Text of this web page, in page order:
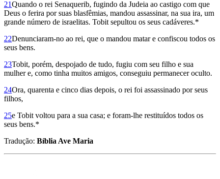
21Quando o rei Senaquerib, fugindo da Judeia ao castigo com que
Deus o ferira por suas blasfêmias, mandou assassinar, na sua ira, um
grande número de israelitas. Tobit sepultou os seus cadáveres.*
22Denunciaram-no ao rei, que o mandou matar e confiscou todos os
seus bens.
23Tobit, porém, despojado de tudo, fugiu com seu filho e sua
mulher e, como tinha muitos amigos, conseguiu permanecer oculto.
24Ora, quarenta e cinco dias depois, o rei foi assassinado por seus
filhos,
25e Tobit voltou para a sua casa; e foram-lhe restituídos todos os
seus bens.*
Tradução: Bíblia Ave Maria